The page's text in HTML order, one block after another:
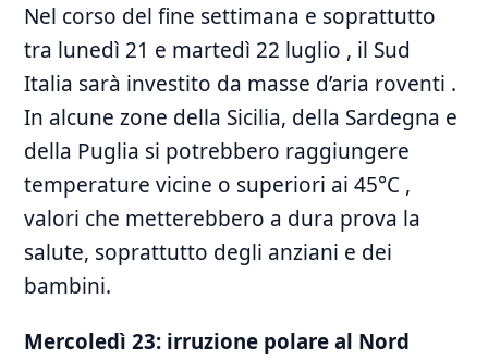
Nel corso del fine settimana e soprattutto
tra lunedì 21 e martedì 22 luglio , il Sud
Italia sarà investito da masse d’aria roventi .
In alcune zone della Sicilia, della Sardegna e
della Puglia si potrebbero raggiungere
temperature vicine o superiori ai 45°C ,
valori che metterebbero a dura prova la
salute, soprattutto degli anziani e dei
bambini.
Mercoledì 23: irruzione polare al Nord